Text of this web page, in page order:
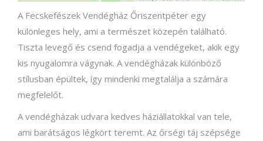
A Fecskefészek Vendégház Őriszentpéter egy
különleges hely, ami a természet közepén található.
Tiszta levegő és csend fogadja a vendégeket, akik egy
kis nyugalomra vágynak. A vendégházak különböző
stílusban épültek, így mindenki megtalálja a számára
megfelelőt.
A vendégházak udvara kedves háziállatokkal van tele,
ami barátságos légkört teremt. Az őrségi táj szépsége